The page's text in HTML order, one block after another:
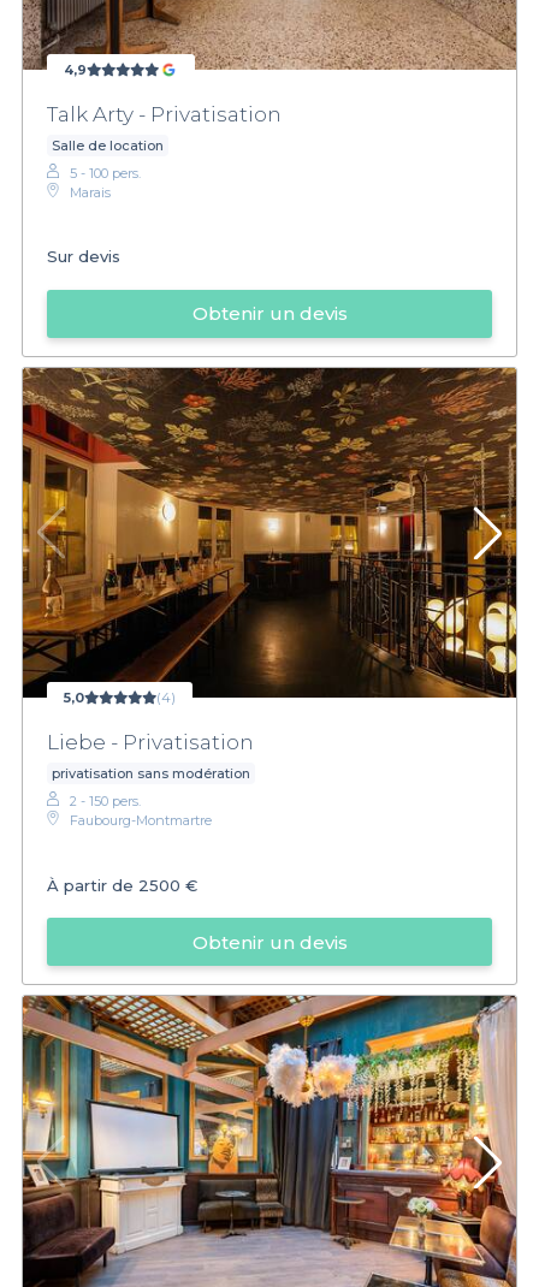
4,9
Talk Arty - Privatisation
Salle de location
5 - 100 pers.
Marais
Sur devis
Obtenir un devis
5,0 (4)
Liebe - Privatisation
privatisation sans modération
2 - 150 pers.
Faubourg-Montmartre
À partir de 2500 €
Obtenir un devis